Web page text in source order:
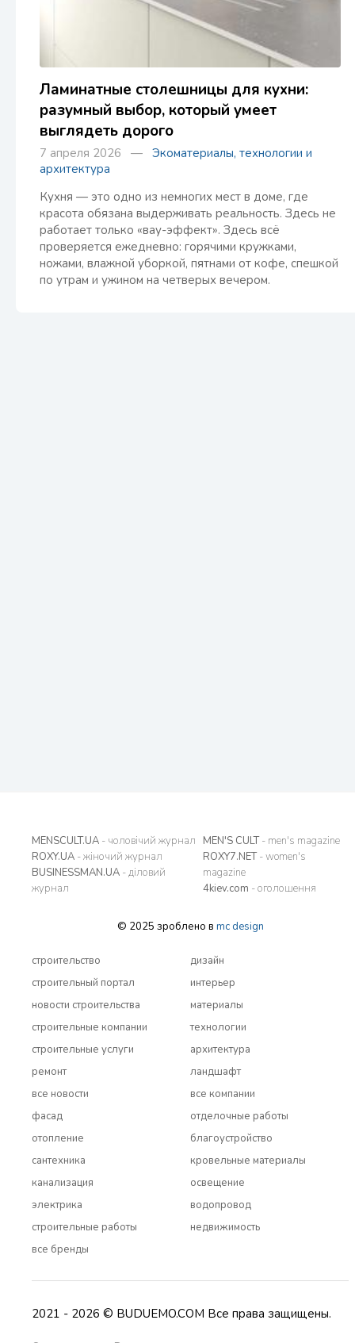
Ламинатные столешницы для кухни:
разумный выбор, который умеет
выглядеть дорого
7 апреля 2026 — Экоматериалы, технологии и
архитектура
Кухня — это одно из немногих мест в доме, где
красота обязана выдерживать реальность. Здесь не
работает только «вау-эффект». Здесь всё
проверяется ежедневно: горячими кружками,
ножами, влажной уборкой, пятнами от кофе, спешкой
по утрам и ужином на четверых вечером.
MENSCULT.UA - чоловічий журнал
ROXY.UA - жіночий журнал
BUSINESSMAN.UA - діловий
журнал
MEN'S CULT- men's magazine
ROXY7.NET- women's
magazine
4kiev.com - оголошення
© 2025 зроблено в mc design
строительство
строительный портал
новости строительства
строительные компании
строительные услуги
ремонт
все новости
дизайн
интерьер
материалы
технологии
архитектура
ландшафт
все компании
фасад
отопление
сантехника
канализация
электрика
строительные работы
все бренды
отделочные работы
благоустройство
кровельные материалы
освещение
водопровод
недвижимость
2021 - 2026 © BUDUEMO.COM Все права защищены.